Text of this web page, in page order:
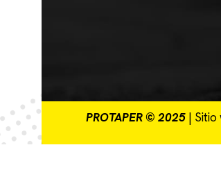
PROTAPER © 2025 |